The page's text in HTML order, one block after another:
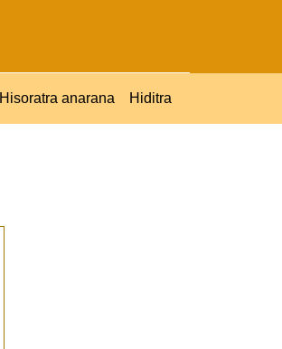
Hisoratra anarana Hiditra